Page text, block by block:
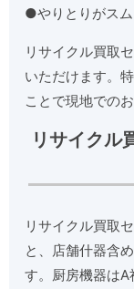
●やりとりがスム
リサイクル買取
いただけます。
ことで現地での
リサイクル
リサイクル買取
と、店舗什器含
す。厨房機器はA